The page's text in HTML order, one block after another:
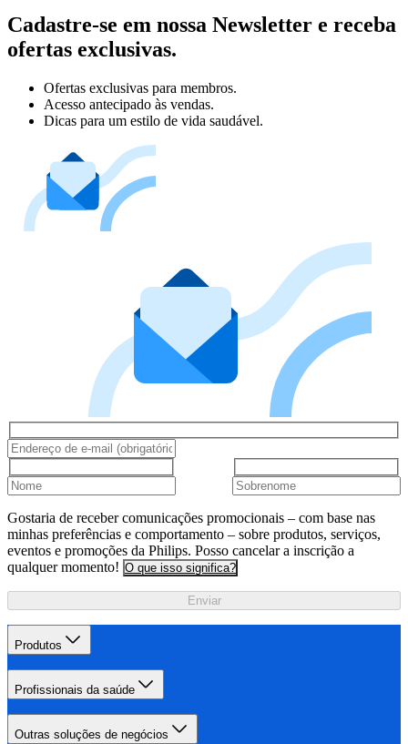
Cadastre-se em nossa Newsletter e receba
ofertas exclusivas.
Ofertas exclusivas para membros.
Acesso antecipado às vendas.
Dicas para um estilo de vida saudável.
Gostaria de receber comunicações promocionais – com base nas
minhas preferências e comportamento – sobre produtos, serviços,
eventos e promoções da Philips. Posso cancelar a inscrição a
qualquer momento! O que isso significa?
Enviar
Produtos
Profissionais da saúde
Outras soluções de negócios